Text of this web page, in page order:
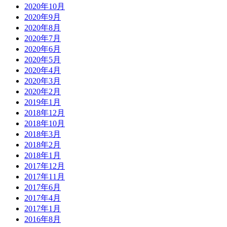
2020年10月
2020年9月
2020年8月
2020年7月
2020年6月
2020年5月
2020年4月
2020年3月
2020年2月
2019年1月
2018年12月
2018年10月
2018年3月
2018年2月
2018年1月
2017年12月
2017年11月
2017年6月
2017年4月
2017年1月
2016年8月